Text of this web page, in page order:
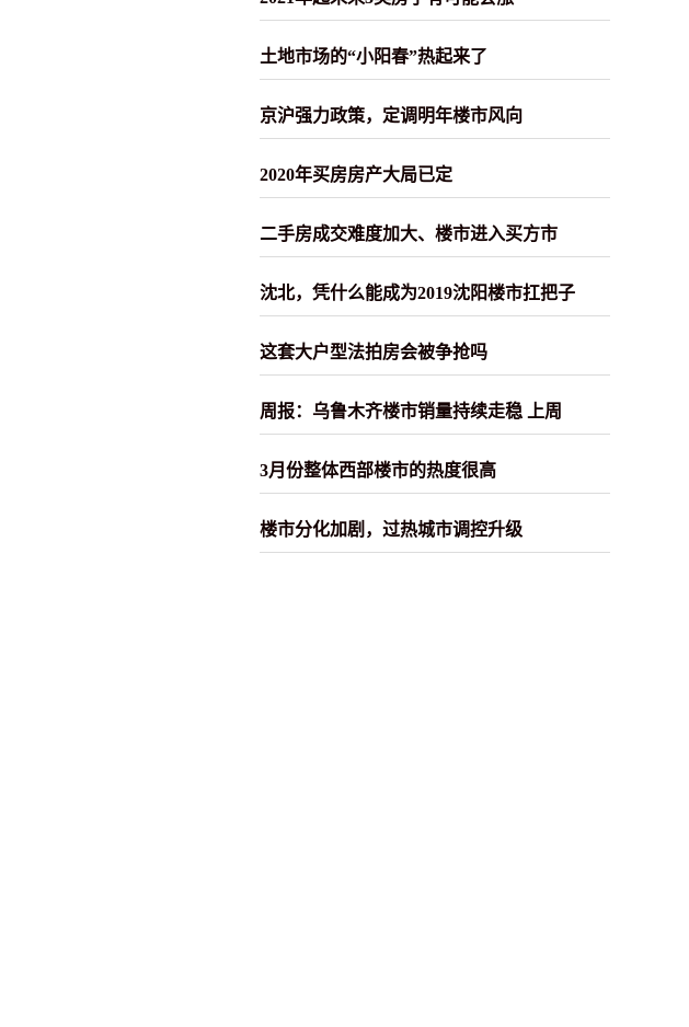
土地市场的“小阳春”热起来了
京沪强力政策，定调明年楼市风向
2020年买房房产大局已定
二手房成交难度加大、楼市进入买方市
沈北，凭什么能成为2019沈阳楼市扛把子
这套大户型法拍房会被争抢吗
周报：乌鲁木齐楼市销量持续走稳 上周
3月份整体西部楼市的热度很高
楼市分化加剧，过热城市调控升级